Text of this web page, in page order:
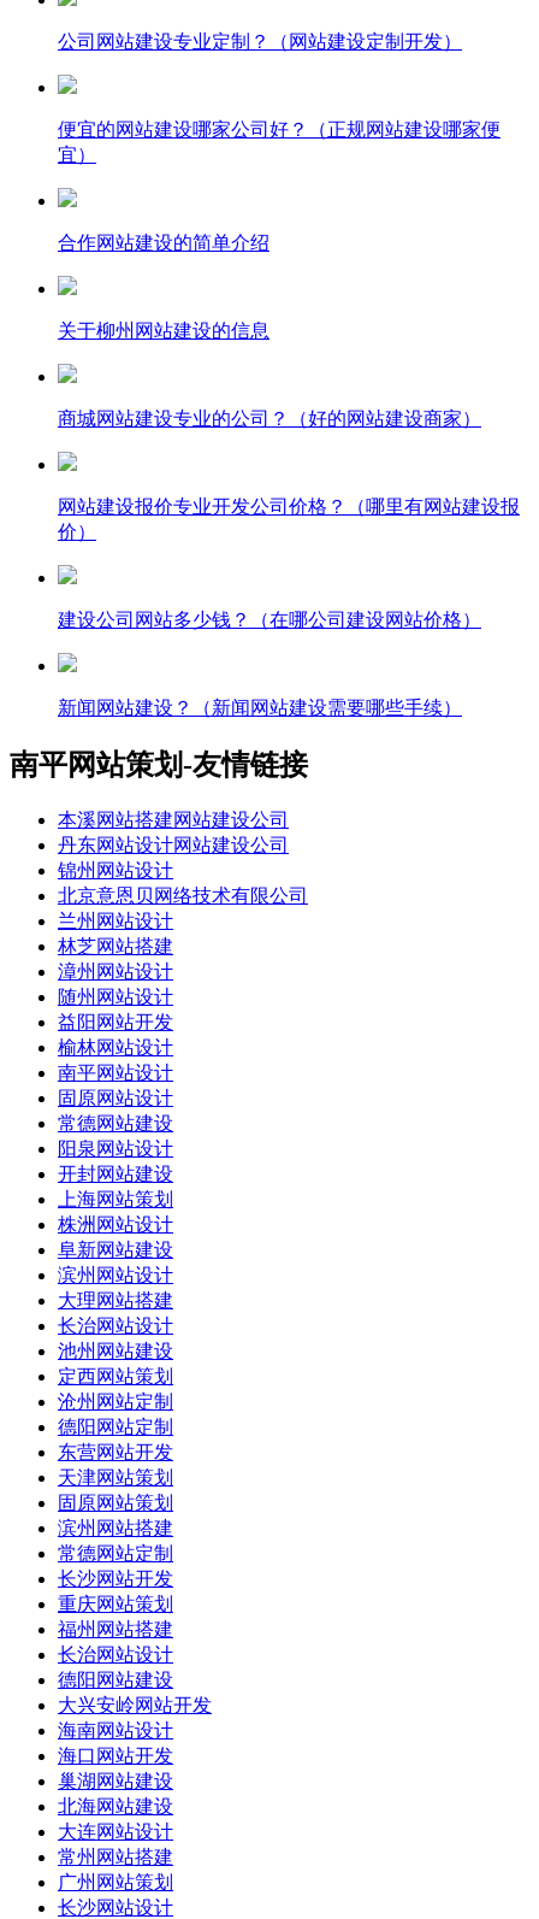
公司网站建设专业定制？（网站建设定制开发）
便宜的网站建设哪家公司好？（正规网站建设哪家便
宜）
合作网站建设的简单介绍
关于柳州网站建设的信息
商城网站建设专业的公司？（好的网站建设商家）
网站建设报价专业开发公司价格？（哪里有网站建设报
价）
建设公司网站多少钱？（在哪公司建设网站价格）
新闻网站建设？（新闻网站建设需要哪些手续）
南平网站策划-友情链接
本溪网站搭建网站建设公司
丹东网站设计网站建设公司
锦州网站设计
北京意恩贝网络技术有限公司
兰州网站设计
林芝网站搭建
漳州网站设计
随州网站设计
益阳网站开发
榆林网站设计
南平网站设计
固原网站设计
常德网站建设
阳泉网站设计
开封网站建设
上海网站策划
株洲网站设计
阜新网站建设
滨州网站设计
大理网站搭建
长治网站设计
池州网站建设
定西网站策划
沧州网站定制
德阳网站定制
东营网站开发
天津网站策划
固原网站策划
滨州网站搭建
常德网站定制
长沙网站开发
重庆网站策划
福州网站搭建
长治网站设计
德阳网站建设
大兴安岭网站开发
海南网站设计
海口网站开发
巢湖网站建设
北海网站建设
大连网站设计
常州网站搭建
广州网站策划
长沙网站设计